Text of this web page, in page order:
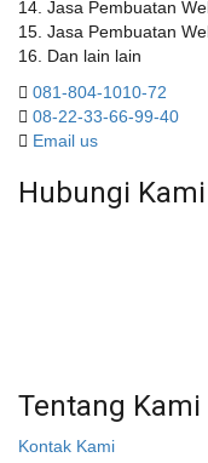
14. Jasa Pembuatan
15. Jasa Pembuatan
16. Dan lain lain
081-804-1010-72
08-22-33-66-99-40
Email us
Hubungi Kami
Tentang Kami
Kontak Kami